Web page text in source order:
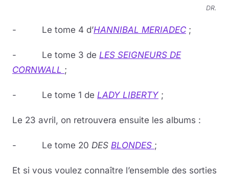
DR.
- Le tome 4 d’HANNIBAL MERIADEC ;
- Le tome 3 de LES SEIGNEURS DE
CORNWALL ;
- Le tome 1 de LADY LIBERTY ;
Le 23 avril, on retrouvera ensuite les albums :
- Le tome 20 DES BLONDES ;
Et si vous voulez connaître l’ensemble des sorties